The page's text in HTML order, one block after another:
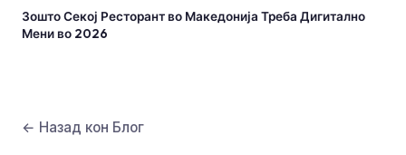
Зошто Секој Ресторант во Македонија Треба Дигитално
Мени во 2026
← Назад кон Блог